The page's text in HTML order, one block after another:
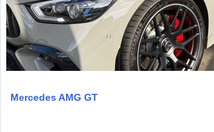
Mercedes AMG GT